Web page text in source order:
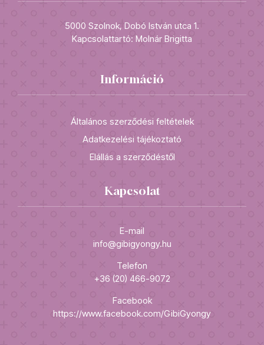
5000 Szolnok, Dobó István utca 1.
Kapcsolattartó: Molnár Brigitta
Információ
Általános szerződési feltételek
Adatkezelési tájékoztató
Elállás a szerződéstől
Kapcsolat
E-mail
info@gibigyongy.hu
Telefon
+36 (20) 466-9072
Facebook
https://www.facebook.com/GibiGyongy